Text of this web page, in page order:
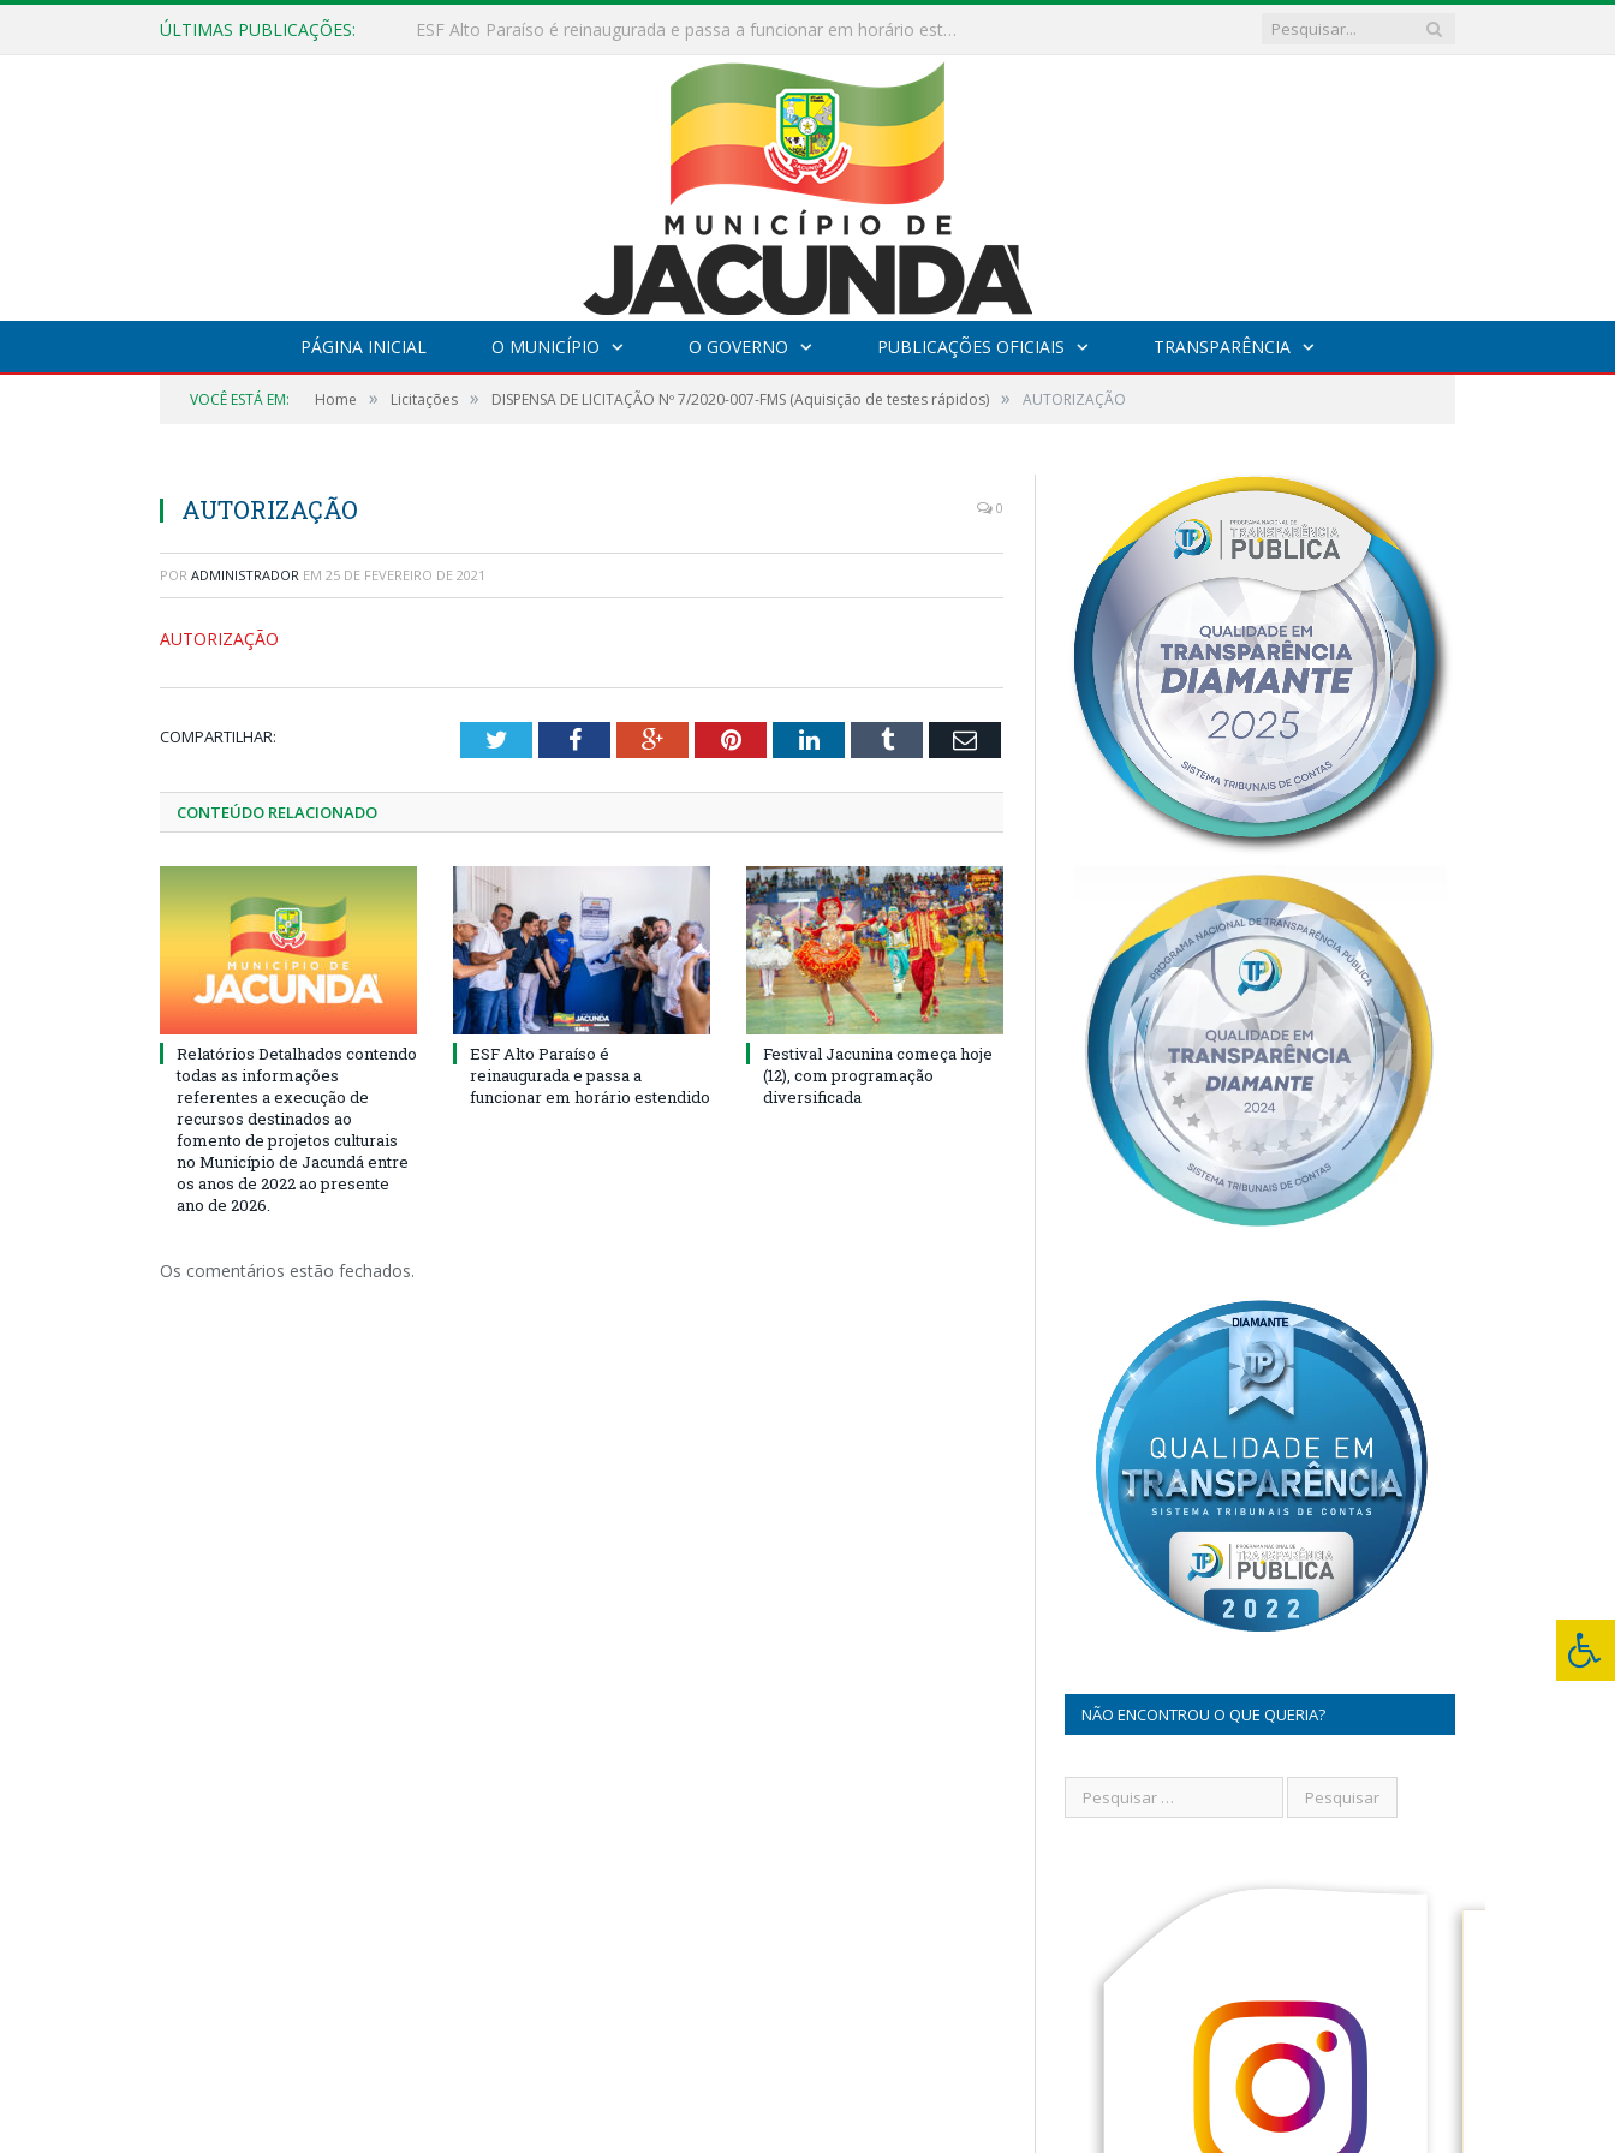
ÚLTIMAS PUBLICAÇÕES: ESF Alto Paraíso é reinaugurada e passa a funcionar em horário estendido
PÁGINA INICIAL O MUNICÍPIO O GOVERNO PUBLICAÇÕES OFICIAIS TRANSPARÊNCIA
VOCÊ ESTÁ EM: Home » Licitações » DISPENSA DE LICITAÇÃO Nº 7/2020-007-FMS (Aquisição de testes rápidos) » AUTORIZAÇÃO
AUTORIZAÇÃO 0
POR ADMINISTRADOR EM 25 DE FEVEREIRO DE 2021
AUTORIZAÇÃO
COMPARTILHAR: TwitterFacebookGoogle+PinterestLinkedInTumblr Email
CONTEÚDO RELACIONADO
Relatórios Detalhados contendo
todas as informações
referentes a execução de
recursos destinados ao
fomento de projetos culturais
no Município de Jacundá entre
os anos de 2022 ao presente
ano de 2026.
ESF Alto Paraíso é
reinaugurada e passa a
funcionar em horário estendido
Festival Jacunina começa hoje
(12), com programação
diversificada
Os comentários estão fechados.
NÃO ENCONTROU O QUE QUERIA?